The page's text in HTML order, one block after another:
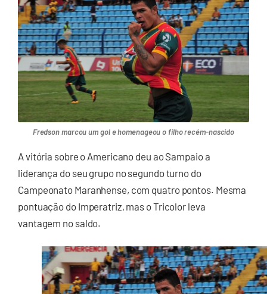
Fredson marcou um gol e homenageou o filho recém-nascido
A vitória sobre o Americano deu ao Sampaio a
liderança do seu grupo no segundo turno do
Campeonato Maranhense, com quatro pontos. Mesma
pontuação do Imperatriz, mas o Tricolor leva
vantagem no saldo.